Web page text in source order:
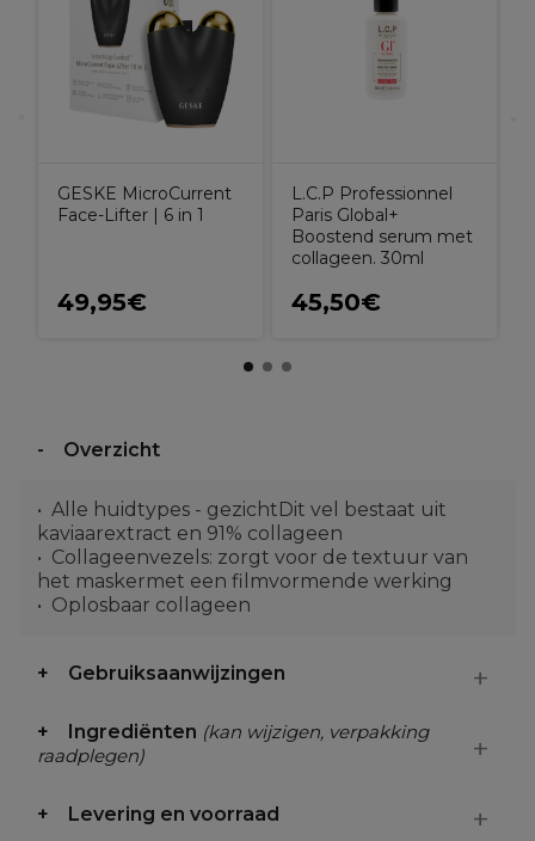
GESKE MicroCurrent
Face-Lifter | 6 in 1
49,95€
L.C.P Professionnel
Paris Global+
Boostend serum met
collageen. 30ml
45,50€
Overzicht
Alle huidtypes - gezichtDit vel bestaat uit
kaviaarextract en 91% collageen
Collageenvezels: zorgt voor de textuur van
het maskermet een filmvormende werking
Oplosbaar collageen
Gebruiksaanwijzingen
Ingrediënten (kan wijzigen, verpakking
raadplegen)
Levering en voorraad